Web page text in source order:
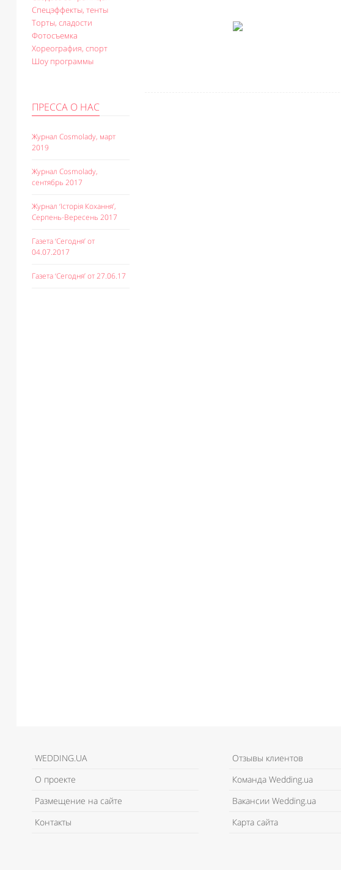
Спецэффекты, тенты
Торты, сладости
Фотосъемка
Хореография, спорт
Шоу программы
ПРЕССА О НАС
Журнал Cosmolady, март
2019
Журнал Cosmolady,
сентябрь 2017
Журнал ‘Історія Кохання’,
Серпень-Вересень 2017
Газета ‘Сегодня’ от
04.07.2017
Газета ‘Сегодня’ от 27.06.17
WEDDING.UA
О проекте
Размещение на сайте
Контакты
Отзывы клиентов
Команда Wedding.ua
Вакансии Wedding.ua
Карта сайта